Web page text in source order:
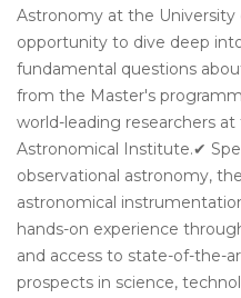
Astronomy at the
opportunity to dive deep
fundamental questions
from the Master's
world-leading researchers
Astronomical Institute.✔
observational astronomy,
astronomical
hands-on experience
and access to state-of-the-
prospects in science,